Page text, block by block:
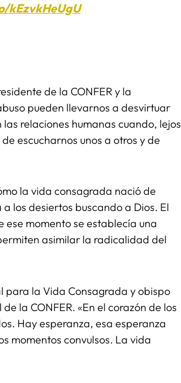
kEzvkHeUgU
de la CONFER y la
pueden llevarnos a desvirtuar
relaciones humanas cuando, lejos
escucharnos unos a otros y de
la vida consagrada nació de
los desiertos buscando a Dios. El
momento se establecía una
asimilar la radicalidad del
para la Vida Consagrada y obispo
la CONFER. «En el corazón de los
Hay esperanza, esa esperanza
momentos convulsos. La vida